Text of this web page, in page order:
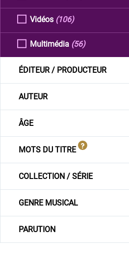
Vidéos (106)
Multimédia (56)
ÉDITEUR / PRODUCTEUR
AUTEUR
ÂGE
MOTS DU TITRE
COLLECTION / SÉRIE
GENRE MUSICAL
PARUTION